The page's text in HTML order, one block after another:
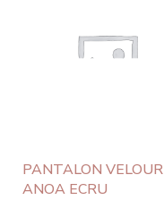
PANTALON VELOUR
ANOA ECRU